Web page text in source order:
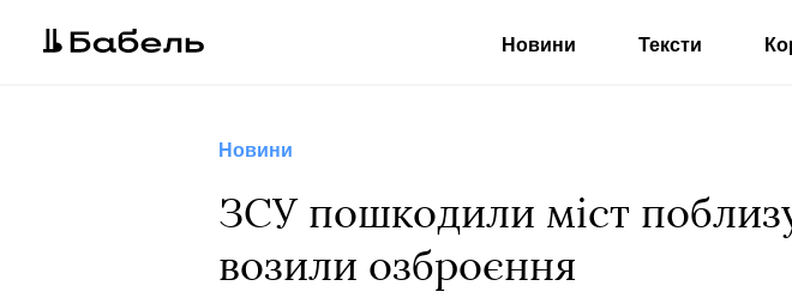
Новини Тексти
Новини
ЗСУ пошкодили міст
возили озброєння